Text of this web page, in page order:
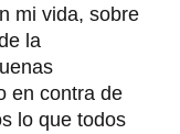
mi vida, sobre
la
en contra de
lo que todos